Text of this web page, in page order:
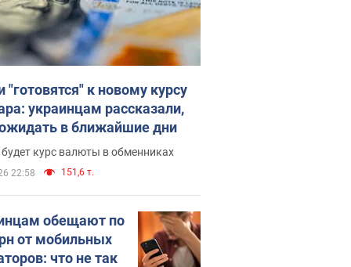
"готовятся" к новому курсу
украинцам рассказали,
в ближайшие дни
курс валюты в обменниках
22:58 151,6 т.
обещают по
от мобильных
что не так